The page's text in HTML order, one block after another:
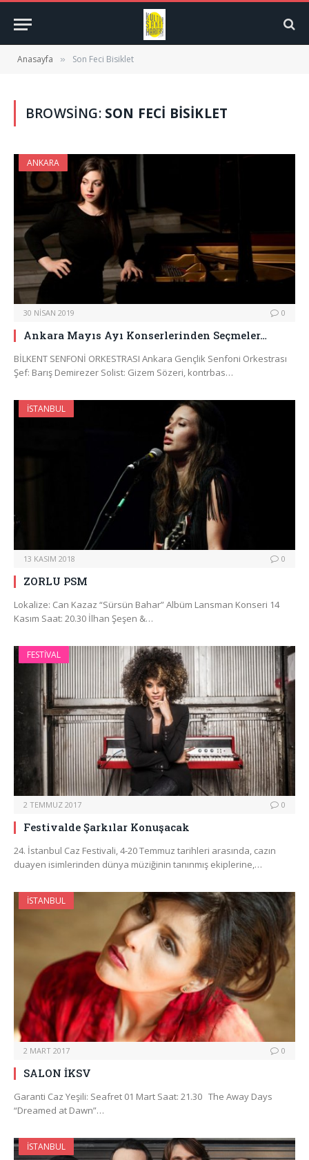
Anasayfa » Son Feci Bisiklet
BROWSING: SON FECI BISIKLET
ANKARA
30 NISAN 2019 0
Ankara Mayıs Ayı Konserlerinden Seçmeler…
BİLKENT SENFONİ ORKESTRASI Ankara Gençlik Senfoni Orkestrası
Şef: Barış Demirezer Solist: Gizem Sözeri, kontrbas…
İSTANBUL
13 KASIM 2018 0
ZORLU PSM
Lokalize: Can Kazaz “Sürsün Bahar” Albüm Lansman Konseri 14
Kasım Saat: 20.30 İlhan Şeşen &…
FESTIVAL
2 TEMMUZ 2017 0
Festivalde Şarkılar Konuşacak
24. İstanbul Caz Festivali, 4-20 Temmuz tarihleri arasında, cazın
duayen isimlerinden dünya müziğinin tanınmış ekiplerine,…
İSTANBUL
2 MART 2017 0
SALON İKSV
Garanti Caz Yeşili: Seafret 01 Mart Saat: 21.30 The Away Days
“Dreamed at Dawn”…
İSTANBUL